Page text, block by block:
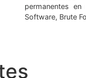
permanentes
Software, Brute